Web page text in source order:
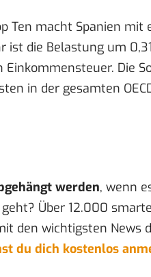
Ten macht Spanien mit
ist die Belastung um
Die
in der gesamten
werden, wenn
Über 12.000
den wichtigsten News
du dich kostenlos